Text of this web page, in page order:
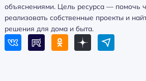
объяснениями. Цель ресурса — помочь
реализовать собственные проекты и
решения для дома и быта.